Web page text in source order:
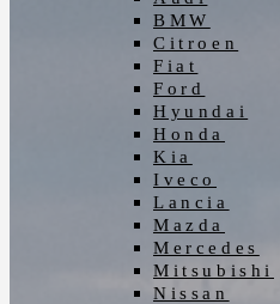
BMW
Citroen
Fiat
Ford
Hyundai
Honda
Kia
Iveco
Lancia
Mazda
Mercedes
Mitsubishi
Nissan